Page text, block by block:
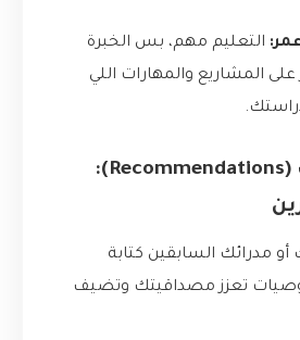
التعليم مهم، بس الخبرة
على المشاريع والمهارات اللي
8. التوصيات (Recommendations):
مدرائك السابقين كتابة
تعزز مصداقيتك وتضيف